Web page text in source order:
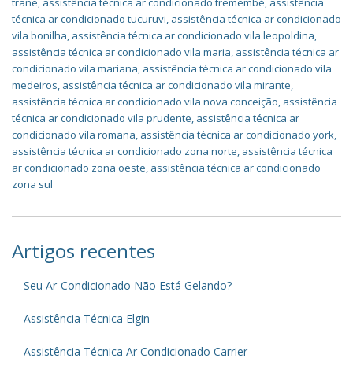
técnica ar condicionado tucuruvi, assistência técnica ar condicionado
vila bonilha, assistência técnica ar condicionado vila leopoldina,
assistência técnica ar condicionado vila maria, assistência técnica ar
condicionado vila mariana, assistência técnica ar condicionado vila
medeiros, assistência técnica ar condicionado vila mirante,
assistência técnica ar condicionado vila nova conceição, assistência
técnica ar condicionado vila prudente, assistência técnica ar
condicionado vila romana, assistência técnica ar condicionado york,
assistência técnica ar condicionado zona norte, assistência técnica
ar condicionado zona oeste, assistência técnica ar condicionado
zona sul
Artigos recentes
Seu Ar-Condicionado Não Está Gelando?
Assistência Técnica Elgin
Assistência Técnica Ar Condicionado Carrier